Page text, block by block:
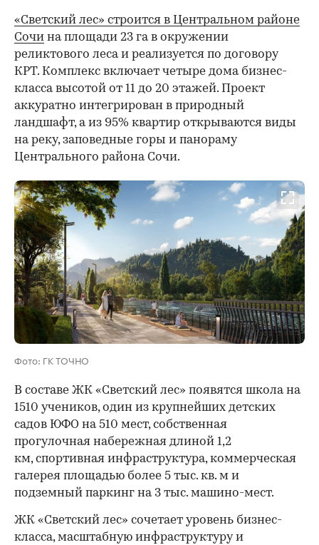
«Светский лес» строится в Центральном районе
Сочи на площади 23 га в окружении
реликтового леса и реализуется по договору
КРТ. Комплекс включает четыре дома бизнес-
класса высотой от 11 до 20 этажей. Проект
аккуратно интегрирован в природный
ландшафт, а из 95% квартир открываются виды
на реку, заповедные горы и панораму
Центрального района Сочи.
Фото: ГК ТОЧНО
00:00
В составе ЖК «Светский лес» появятся школа на
1510 учеников, один из крупнейших детских
садов ЮФО на 510 мест, собственная
прогулочная набережная длиной 1,2
км, спортивная инфраструктура, коммерческая
галерея площадью более 5 тыс. кв. м и
подземный паркинг на 3 тыс. машино-мест.
ЖК «Светский лес» сочетает уровень бизнес-
класса, масштабную инфраструктуру и